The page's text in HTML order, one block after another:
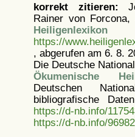
korrekt zitieren:
Rainer von
Heiligenlexikon
https://
, abgerufen am 6. 8.
Die Deutsche
Ökumenische
Deutschen
bibliografische
https://d-nb.info/
https://d-nb.info/